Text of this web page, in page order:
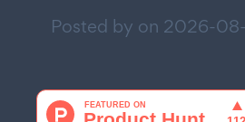
Posted by on 2026-